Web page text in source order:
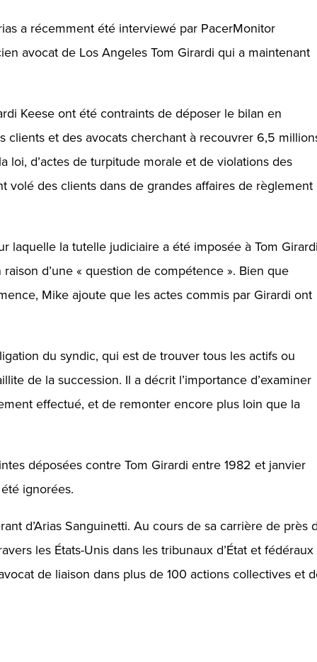
a récemment été interviewé par PacerMonitor
avocat de Los Angeles Tom Girardi qui a maintenant
Keese ont été contraints de déposer le bilan en
clients et des avocats cherchant à recouvrer 6,5
loi, d’actes de turpitude morale et de violations des
volé des clients dans de grandes affaires de règlement
laquelle la tutelle judiciaire a été imposée à Tom
d’une « question de compétence ». Bien que
Mike ajoute que les actes commis par Girardi ont
du syndic, qui est de trouver tous les actifs ou
de la succession. Il a décrit l’importance d’examiner
effectué, et de remonter encore plus loin que la
déposées contre Tom Girardi entre 1982 et janvier
ignorées.
d’Arias Sanguinetti. Au cours de sa carrière de près
les États-Unis dans les tribunaux d’État et fédéraux
de liaison dans plus de 100 actions collectives et